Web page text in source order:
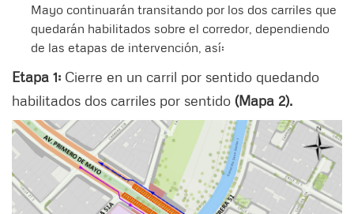
Mayo continuarán transitando por los dos carriles que
quedarán habilitados sobre el corredor, dependiendo
de las etapas de intervención, así:
Etapa 1: Cierre en un carril por sentido quedando
habilitados dos carriles por sentido (Mapa 2).